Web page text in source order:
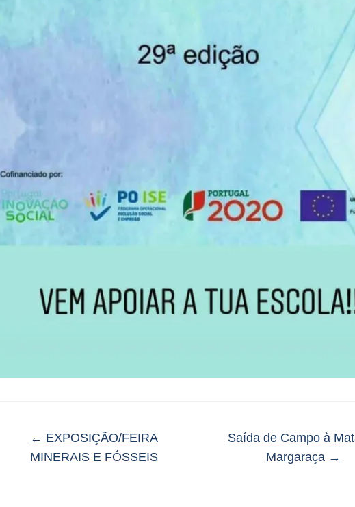
← EXPOSIÇÃO/FEIRA
MINERAIS E FÓSSEIS
Saída de Campo à
Margaraça →